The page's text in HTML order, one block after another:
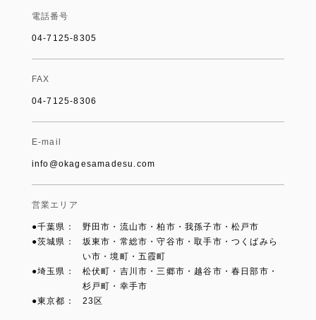
電話番号
04-7125-8305
FAX
04-7125-8306
E-mail
info@okagesamadesu.com
営業エリア
●千葉県：
野田市・流山市・柏市・我孫子市・松戸市
●茨城県：
坂東市・常総市・守谷市・取手市・つくばみら
い市・境町・五霞町
●埼玉県：
松伏町・吉川市・三郷市・越谷市・春日部市・
杉戸町・幸手市
●東京都：
23区